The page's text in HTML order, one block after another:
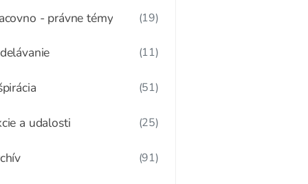
- právne témy (19)
(11)
(51)
a udalosti (25)
(91)